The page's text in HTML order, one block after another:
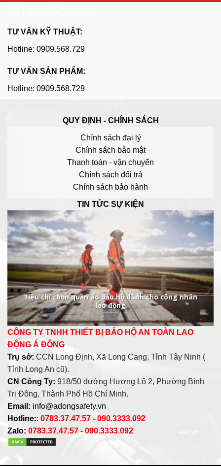
TƯ VẤN KỸ THUẬT:
Hotline: 0909.568.729
TƯ VẤN SẢN PHẨM:
Hotline: 0909.568.729
QUY ĐỊNH - CHÍNH SÁCH
Chính sách đại lý
Chính sách bảo mật
Thanh toán - vận chuyển
Chính sách đổi trả
Chính sách bảo hành
TIN TỨC SỰ KIỆN
Tiêu chí chọn quần áo bảo hộ dành cho công nhân
lao động
CÔNG TY TNHH THIẾT BỊ BẢO HỘ AN TOÀN LAO
ĐỘNG Á ĐÔNG
Trụ sở: CCN Long Định, Xã Long Cang, Tỉnh Tây Ninh (
Tỉnh Long An cũ).
CN Công Ty: 918/50 đường Hượng Lộ 2, Phường Bình
Trị Đông, Thành Phố Hồ Chí Minh.
Email: info@adongsafety.vn
Hotline:: 0783.37.47.57 - 090.3333.092
Zalo: 0783.37.47.57 - 090.3333.092